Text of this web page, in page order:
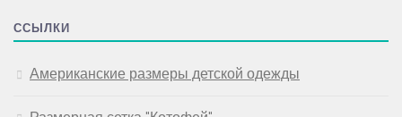
ССЫЛКИ
Американские размеры детской одежды